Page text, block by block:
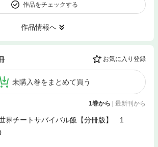
作品をチェックする
作品情報へ
お気に入り登録
未購入巻をまとめて買う
1巻から | 最新刊から
界チートサバイバル飯【分冊版】 1